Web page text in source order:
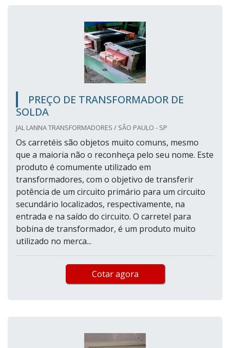
PREÇO DE TRANSFORMADOR DE
SOLDA
JAL LANNA TRANSFORMADORES / SÃO PAULO - SP
Os carretéis são objetos muito comuns, mesmo
que a maioria não o reconheça pelo seu nome. Este
produto é comumente utilizado em
transformadores, com o objetivo de transferir
potência de um circuito primário para um circuito
secundário localizados, respectivamente, na
entrada e na saído do circuito. O carretel para
bobina de transformador, é um produto muito
utilizado no merca...
Cotar agora